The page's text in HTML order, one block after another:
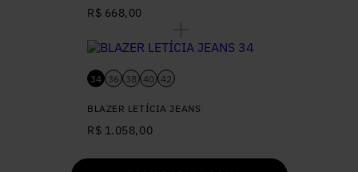
R$ 668,00
34 36 38 40 42
BLAZER LETÍCIA JEANS
R$ 1.058,00